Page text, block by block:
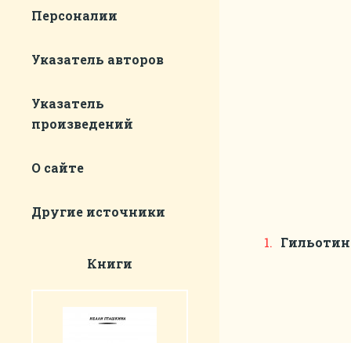
Персоналии
Указатель авторов
Указатель
произведений
О сайте
Другие источники
Книги